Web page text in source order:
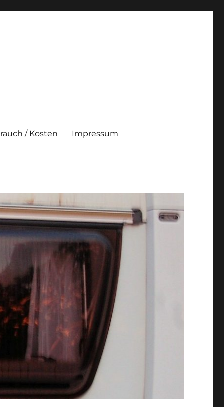
/ Kosten Impressum